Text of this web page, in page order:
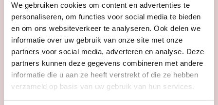
We gebruiken cookies om content en advertenties te
personaliseren, om functies voor social media te bieden
en om ons websiteverkeer te analyseren. Ook delen we
informatie over uw gebruik van onze site met onze
partners voor social media, adverteren en analyse. Deze
partners kunnen deze gegevens combineren met andere
informatie die u aan ze heeft verstrekt of die ze hebben
verzameld op basis van uw gebruik van hun services.
UITagenda
Utrecht jul/aug
2026
#113juli 2026
Bekijk magazine